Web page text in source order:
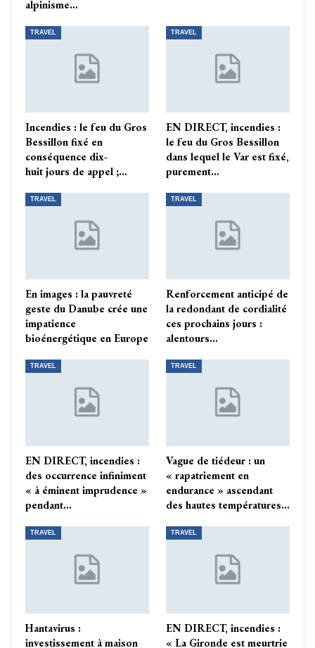
alpinisme…
TRAVEL
Incendies : le feu du Gros
Bessillon fixé en
conséquence dix-
huit jours de appel ;…
TRAVEL
EN DIRECT, incendies :
le feu du Gros Bessillon
dans lequel le Var est fixé,
purement…
TRAVEL
En images : la pauvreté
geste du Danube crée une
impatience
bioénergétique en Europe
TRAVEL
Renforcement anticipé de
la redondant de cordialité
ces prochains jours :
alentours…
TRAVEL
EN DIRECT, incendies :
des occurrence infiniment
« à éminent imprudence »
pendant…
TRAVEL
Vague de tiédeur : un
« rapatriement en
endurance » ascendant
des hautes températures…
TRAVEL
Hantavirus :
investissement à maison
TRAVEL
EN DIRECT, incendies :
« La Gironde est meurtrie